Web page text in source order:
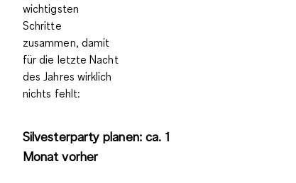
wichtigsten
Schritte
zusammen, damit
für die letzte Nacht
des Jahres wirklich
nichts fehlt:
Silvesterparty planen: ca. 1
Monat vorher